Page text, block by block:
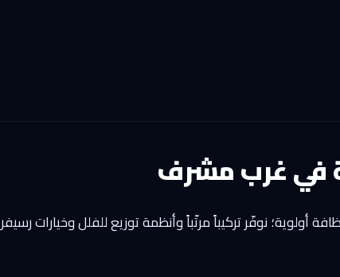
في غرب مشرف
نوفّر تركيباً مرتّباً وأنظمة توزيع للفلل وخيارات